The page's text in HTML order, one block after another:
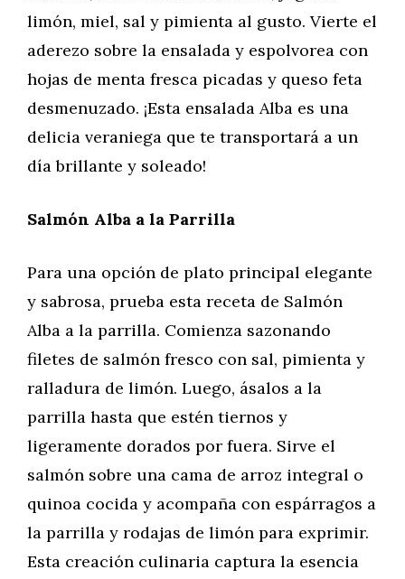
limón, miel, sal y pimienta al gusto. Vierte el
aderezo sobre la ensalada y espolvorea con
hojas de menta fresca picadas y queso feta
desmenuzado. ¡Esta ensalada Alba es una
delicia veraniega que te transportará a un
día brillante y soleado!
Salmón Alba a la Parrilla
Para una opción de plato principal elegante
y sabrosa, prueba esta receta de Salmón
Alba a la parrilla. Comienza sazonando
filetes de salmón fresco con sal, pimienta y
ralladura de limón. Luego, ásalos a la
parrilla hasta que estén tiernos y
ligeramente dorados por fuera. Sirve el
salmón sobre una cama de arroz integral o
quinoa cocida y acompaña con espárragos a
la parrilla y rodajas de limón para exprimir.
Esta creación culinaria captura la esencia